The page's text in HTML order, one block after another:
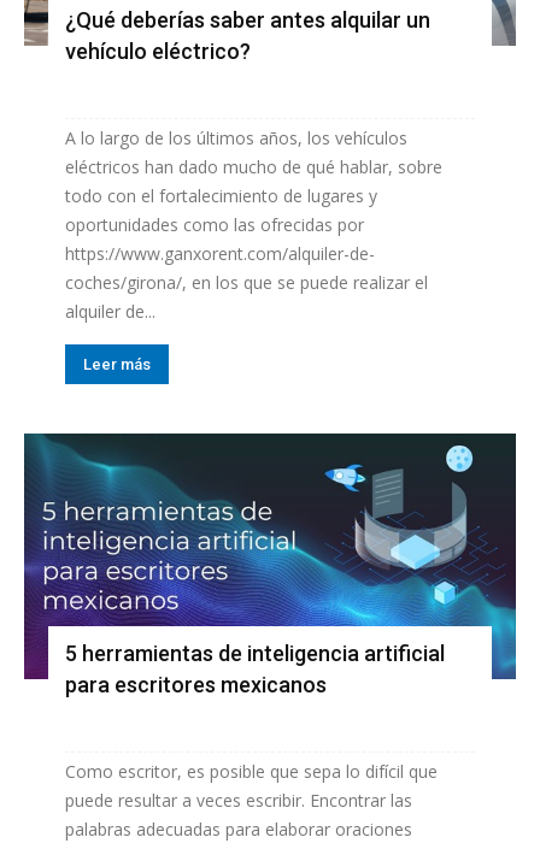
¿Qué deberías saber antes alquilar un
vehículo eléctrico?
A lo largo de los últimos años, los vehículos
eléctricos han dado mucho de qué hablar, sobre
todo con el fortalecimiento de lugares y
oportunidades como las ofrecidas por
https://www.ganxorent.com/alquiler-de-
coches/girona/, en los que se puede realizar el
alquiler de...
Leer más
5 herramientas de inteligencia artificial
para escritores mexicanos
Como escritor, es posible que sepa lo difícil que
puede resultar a veces escribir. Encontrar las
palabras adecuadas para elaborar oraciones